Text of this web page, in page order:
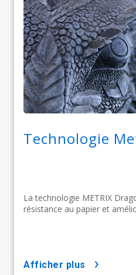
Technologie
La technologie METRIX
résistance au papier et
afficher plus